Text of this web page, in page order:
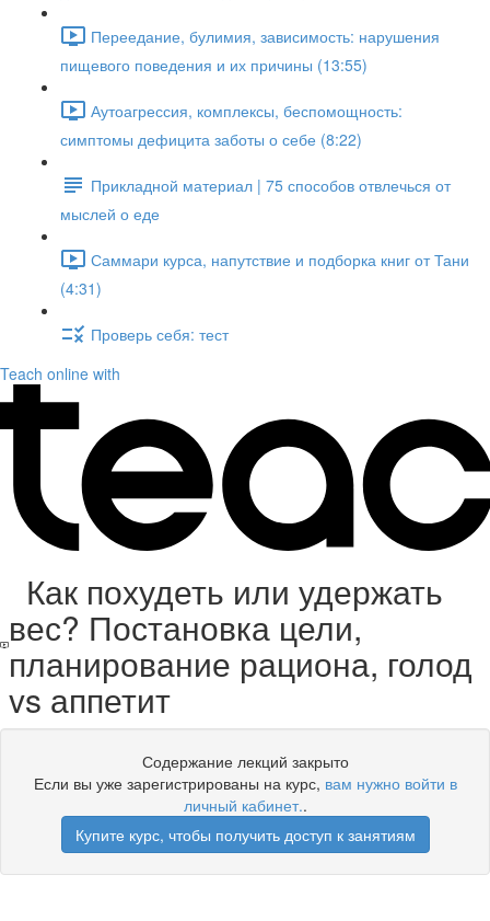
Переедание, булимия, зависимость: нарушения
пищевого поведения и их причины (13:55)
Аутоагрессия, комплексы, беспомощность:
симптомы дефицита заботы о себе (8:22)
Прикладной материал | 75 способов отвлечься от
мыслей о еде
Саммари курса, напутствие и подборка книг от Тани
(4:31)
Проверь себя: тест
Teach online with
Как похудеть или удержать
вес? Постановка цели,
планирование рациона, голод
vs аппетит
Содержание лекций закрыто
Если вы уже зарегистрированы на курс, вам нужно войти в
личный кабинет..
Купите курс, чтобы получить доступ к занятиям